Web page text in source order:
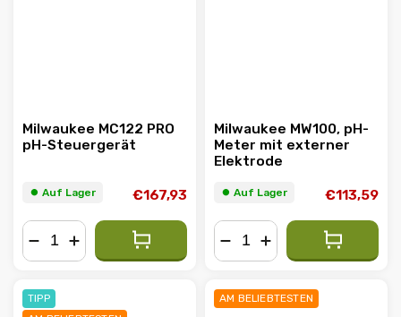
Milwaukee MC122 PRO
pH-Steuergerät
⏺︎ Auf Lager €167,93
Milwaukee MW100, pH-
Meter mit externer
Elektrode
⏺︎ Auf Lager €113,59
TIPP
AM BELIEBTESTEN